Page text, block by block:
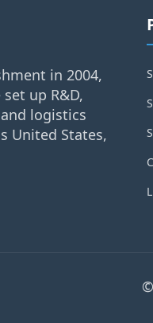
in 2004,
up R&D,
logistics
United States,